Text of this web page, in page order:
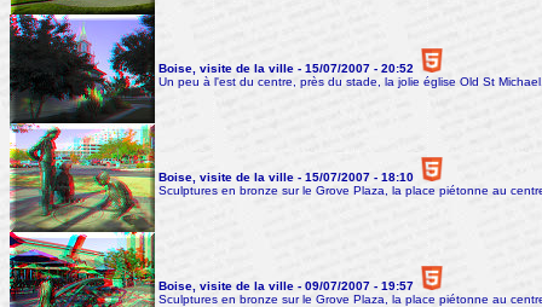
Boise, visite de la ville - 15/07/2007 - 20:52
Un peu à l'est du centre, près du stade, la jolie église Old St
Boise, visite de la ville - 15/07/2007 - 18:10
Sculptures en bronze sur le Grove Plaza, la place piétonne au
Boise, visite de la ville - 09/07/2007 - 19:57
Sculptures en bronze sur le Grove Plaza, la place piétonne au